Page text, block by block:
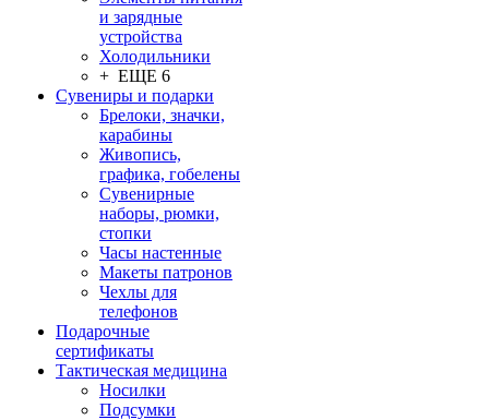
и зарядные
устройства
Холодильники
+ ЕЩЕ 6
Сувениры и подарки
Брелоки, значки,
карабины
Живопись,
графика, гобелены
Сувенирные
наборы, рюмки,
стопки
Часы настенные
Макеты патронов
Чехлы для
телефонов
Подарочные
сертификаты
Тактическая медицина
Носилки
Подсумки